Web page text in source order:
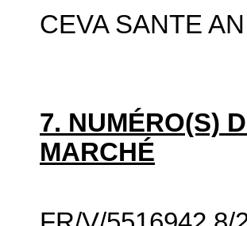
CEVA SANTE
7. NUMÉRO(S)
MARCHÉ